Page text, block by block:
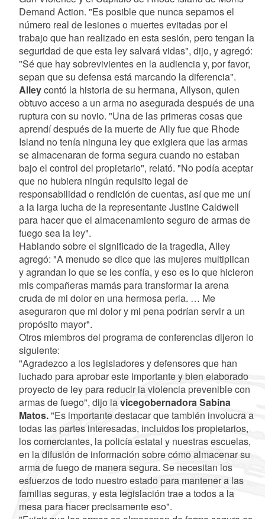
Demand Action. "Es posible que nunca sepamos el
número real de lesiones o muertes evitadas por el
trabajo que han realizado en esta sesión, pero tengan la
seguridad de que esta ley salvará vidas", dijo, y agregó:
"Sé que hay sobrevivientes en la audiencia y, por favor,
sepan que su defensa está marcando la diferencia".
Alleycontó la historia de su hermana, Allyson, quien
obtuvo acceso a un arma no asegurada después de una
ruptura con su novio. "Una de las primeras cosas que
aprendí después de la muerte de Ally fue que Rhode
Island no tenía ninguna ley que exigiera que las armas
se almacenaran de forma segura cuando no estaban
bajo el control del propietario", relató. "No podía aceptar
que no hubiera ningún requisito legal de
responsabilidad o rendición de cuentas, así que me uní
a la larga lucha de la representante Justine Caldwell
para hacer que el almacenamiento seguro de armas de
fuego sea la ley".
Hablando sobre el significado de la tragedia, Alley
agregó: "A menudo se dice que las mujeres multiplican
y agrandan lo que se les confía, y eso es lo que hicieron
mis compañeras mamás para transformar la arena
cruda de mi dolor en una hermosa perla. … Me
aseguraron que mi dolor y mi pena podrían servir a un
propósito mayor".
Otros miembros del programa de conferencias dijeron lo
siguiente:
"Agradezco a los legisladores y defensores que han
luchado para aprobar este importante y bien elaborado
proyecto de ley para reducir la violencia prevenible con
armas de fuego", dijo lavicegobernadora Sabina
Matos."Es importante destacar que también involucra a
todas las partes interesadas, incluidos los propietarios,
los comerciantes, la policía estatal y nuestras escuelas,
en la difusión de información sobre cómo almacenar su
arma de fuego de manera segura. Se necesitan los
esfuerzos de todo nuestro estado para mantener a las
familias seguras, y esta legislación trae a todos a la
mesa para hacer precisamente eso".